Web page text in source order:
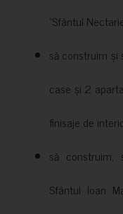
”Sfântul
să construim și
case și 2
finisaje de
să
Sfântul Ioan